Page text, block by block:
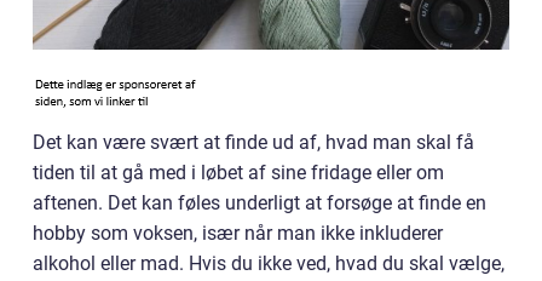
Det kan være svært at finde ud af, hvad man skal få
tiden til at gå med i løbet af sine fridage eller om
aftenen. Det kan føles underligt at forsøge at finde en
hobby som voksen, især når man ikke inkluderer
alkohol eller mad. Hvis du ikke ved, hvad du skal vælge,